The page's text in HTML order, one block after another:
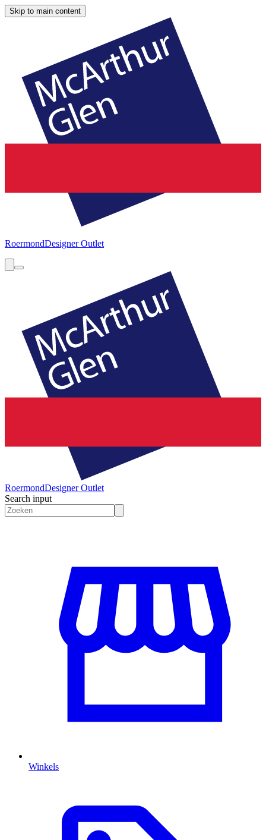
Skip to main content
RoermondDesigner Outlet
RoermondDesigner Outlet
Search input
Winkels